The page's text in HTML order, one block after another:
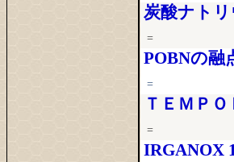
炭酸ナト
=
POBNの融
=
ＴＥＭＰ
=
IRGANOX